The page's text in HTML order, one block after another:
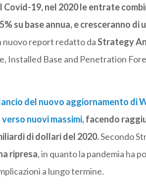
Covid-19, nel 2020 le entrate
su base annua, e cresceranno di
nuovo report redatto daStrategy
Installed Base and Penetration
del nuovo aggiornamento di
nuovi massimi, facendo
di dollari del 2020.Secondo
ripresa, in quanto la pandemia ha
a lungo termine.